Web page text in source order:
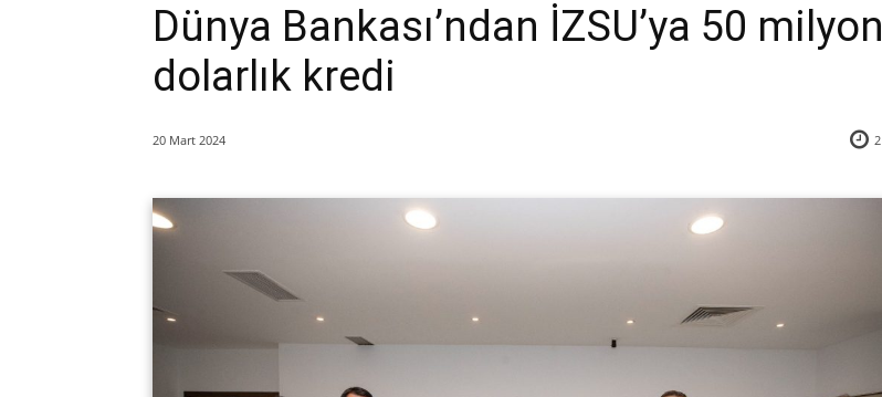
Dünya Bankası’ndan İZSU’ya 50 milyon
dolarlık kredi
20 Mart 2024 2